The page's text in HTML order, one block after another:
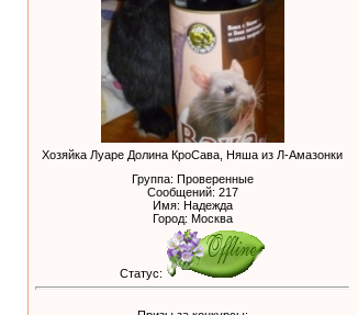
Хозяйка Луаре Долина КроСава, Няша из Л-Амазонки
Группа: Проверенные
Сообщений: 217
Имя: Надежда
Город: Москва
Статус: